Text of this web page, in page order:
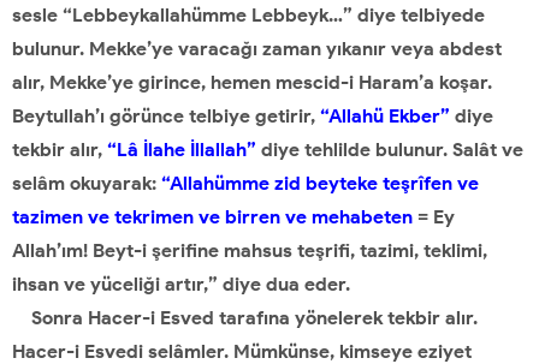
sesle “Lebbeykallahümme Lebbeyk…” diye telbiyede
bulunur. Mekke’ye varacağı zaman yıkanır veya abdest
alır, Mekke’ye girince, hemen mescid-i Haram’a koşar.
Beytullah’ı görünce telbiye getirir, “Allahü Ekber” diye
tekbir alır, “Lâ İlahe İllallah” diye tehlilde bulunur. Salât ve
selâm okuyarak: “Allahümme zid beyteke teşrîfen ve
tazimen ve tekrimen ve birren ve mehabeten = Ey
Allah’ım! Beyt-i şerifine mahsus teşrifi, tazimi, teklimi,
ihsan ve yüceliği artır,” diye dua eder.
Sonra Hacer-i Esved tarafına yönelerek tekbir alır.
Hacer-i Esvedi selâmler. Mümkünse, kimseye eziyet